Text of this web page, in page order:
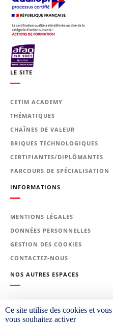
expérimentés dans
Prérequis
formation
Rappel sur le
Principe du
Barkhausen.
équipement
cas industriels
TP :
et mode
influents.
microstructure :
TP : cas de
LE SITE
CETIM ACADEMY
THÉMATIQUES
CHAÎNES DE VALEUR
BRIQUES TECHNOLOGIQUES
CERTIFIANTES/DIPLÔMANTES
PARCOURS DE SPÉCIALISATION
INFORMATIONS
MENTIONS LÉGALES
DONNÉES PERSONNELLES
GESTION DES COOKIES
CONTACTEZ-NOUS
NOS AUTRES ESPACES
Ce site utilise des cookies et
vous souhaitez activer